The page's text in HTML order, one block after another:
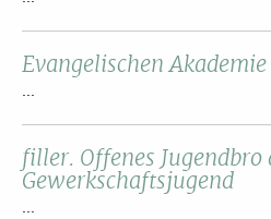
Evangelischen
...
filler. Offenes Jugendbro
Gewerkschaftsjugend
...